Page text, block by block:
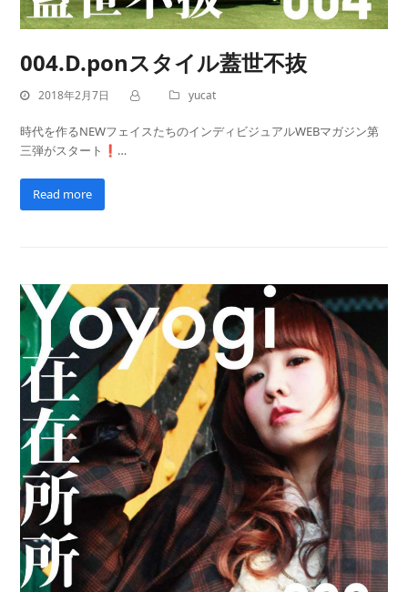
004.D.ponスタイル蓋世不抜
2018年2月7日 yucat
時代を作るNEWフェイスたちのインディビジュアルWEBマガジン第
三弾がスタート❗…
Read more